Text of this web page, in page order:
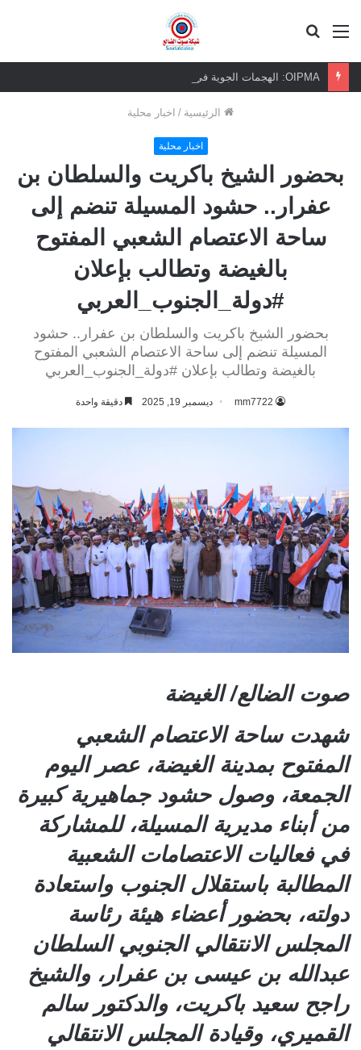
القائمة
الرئيسية / اخبار محلية
اخبار محلية
بحضور الشيخ باكريت والسلطان بن
عفرار.. حشود المسيلة تنضم إلى
ساحة الاعتصام الشعبي المفتوح
بالغيضة وتطالب بإعلان
#دولة_الجنوب_العربي
بحضور الشيخ باكريت والسلطان بن عفرار.. حشود
المسيلة تنضم إلى ساحة الاعتصام الشعبي المفتوح
بالغيضة وتطالب بإعلان #دولة_الجنوب_العربي
mm7722 ديسمبر 19, 2025 دقيقة واحدة
صوت الضالع/ الغيضة
شهدت ساحة الاعتصام الشعبي
المفتوح بمدينة الغيضة، عصر اليوم
الجمعة، وصول حشود جماهيرية كبيرة
من أبناء مديرية المسيلة، للمشاركة
في فعاليات الاعتصامات الشعبية
المطالبة باستقلال الجنوب واستعادة
دولته، بحضور أعضاء هيئة رئاسة
المجلس الانتقالي الجنوبي السلطان
عبدالله بن عيسى بن عفرار، والشيخ
راجح سعيد باكريت، والدكتور سالم
القميري، وقيادة المجلس الانتقالي